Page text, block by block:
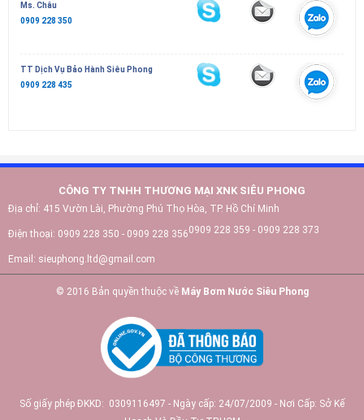
Ms. Châu
0909 228 350
TT Dịch Vụ Bảo Hành Siêu Phong
0909 228 435
CÔNG TY TNHH THƯƠNG MẠI XNK SIÊU PHONG
Địa chỉ: 415 Vườn Lài, Phường Phú Thọ Hòa, TP. Hồ Chí Minh
Điện thoại: 0909 228 350 - 0909 228 3560909 228 359 - 0909 228 373
Email: sieuphong.ltd@gmail.com
© 2016 Bản quyền thuộc về Máy Bơm Nước Siêu Phong
Số giấy phép ĐKKD: 0309116497 - Ngày cấp: 24/07/2009 - Nơi Cấp: Sở Kế